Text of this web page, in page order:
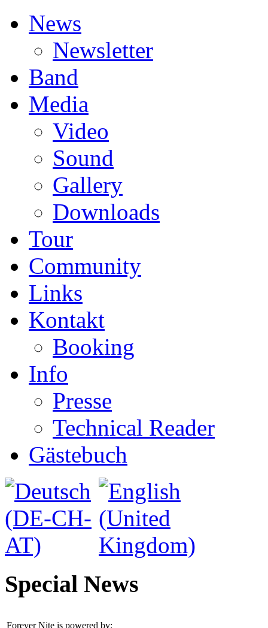
News
Newsletter
Band
Media
Video
Sound
Gallery
Downloads
Tour
Community
Links
Kontakt
Booking
Info
Presse
Technical Reader
Gästebuch
Special News
Forever Nite is powered by: